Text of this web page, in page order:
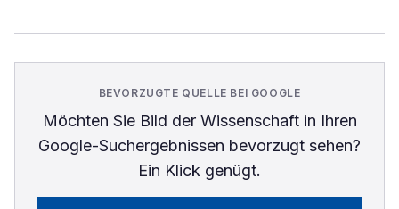
BEVORZUGTE QUELLE BEI GOOGLE
Möchten Sie Bild der Wissenschaftin Ihren
Google-Suchergebnissen bevorzugt sehen?
Ein Klick genügt.